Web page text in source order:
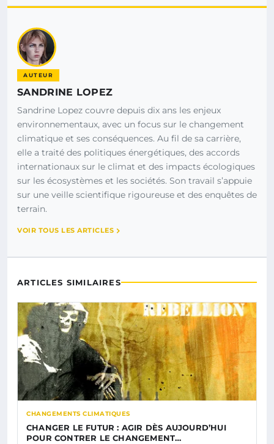
AUTEUR
SANDRINE LOPEZ
Sandrine Lopez couvre depuis dix ans les enjeux
environnementaux, avec un focus sur le changement
climatique et ses conséquences. Au fil de sa carrière,
elle a traité des politiques énergétiques, des accords
internationaux sur le climat et des impacts écologiques
sur les écosystèmes et les sociétés. Son travail s’appuie
sur une veille scientifique rigoureuse et des enquêtes de
terrain.
VOIR TOUS LES ARTICLES
ARTICLES SIMILAIRES
CHANGEMENTS CLIMATIQUES
CHANGER LE FUTUR : AGIR DÈS AUJOURD’HUI
POUR CONTRER LE CHANGEMENT…